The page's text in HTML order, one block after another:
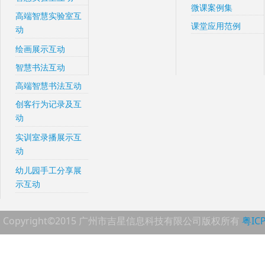
高端智慧实验室互
动
绘画展示互动
智慧书法互动
高端智慧书法互动
创客行为记录及互
动
实训室录播展示互
动
幼儿园手工分享展
示互动
微课案例集
课堂应用范例
Copyright©2015 广州市吉星信息科技有限公司版权所有 粤